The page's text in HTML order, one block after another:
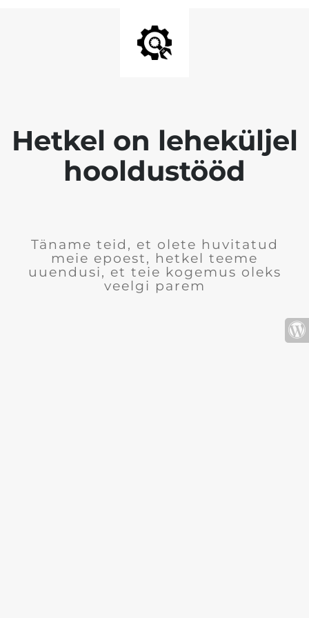
Hetkel on leheküljel
hooldustööd
Täname teid, et olete huvitatud
meie epoest, hetkel teeme
uuendusi, et teie kogemus oleks
veelgi parem